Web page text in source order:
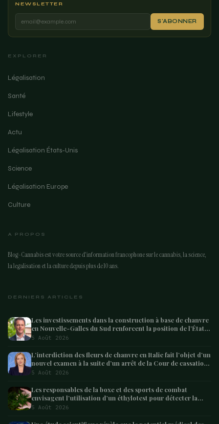
NEWSLETTER
S'ABONNER
EXPLORER
Légalisation
Santé
Lifestyle
Actu
Légalisation États-Unis
Science
Légalisation Europe
Culture
A PROPOS
Blog-Cannabis est votre source d'information francophone sur le cannabis, la science,
la legalisation et la culture depuis plus de 10 ans.
DERNIERS ARTICLES
Les investissements dans la construction à base de chanvre
en Nouvelle-Galles du Sud renforcent la position de l’État
en tant que leader australien
5 Août 2026
L’interdiction des fleurs de chanvre en Italie fait l’objet d’un
nouvel examen à la suite d’un arrêt de la Cour de cassation
concernant les saisies
5 Août 2026
Les responsables de la boxe et des sports de combat
envisagent l’utilisation d’un éthylotest pour détecter la
consommation de cannabis chez les combattants –
5 Août 2026